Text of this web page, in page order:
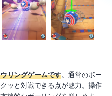
リングゲームです。通常のボー
ッと対戦できる点が魅力。操作